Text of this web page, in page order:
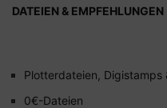
DATEIEN & EMPFEHLUNGEN
Plotterdateien, Digistamps
0€-Dateien